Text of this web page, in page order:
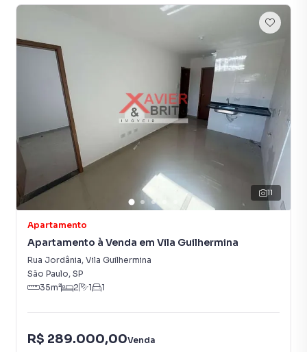
Anuncie seu imóvel! É fácil, rápido e gratuito! A Imobiliária
Xavier e Brito é uma imobiliária digital com imóveis em
diversas cidades do Brasil, incluindo São Paulo.
Na Imobiliária Xavier e Brito você consegue vender ou
alugar seu imóvel muito mais rápido do que em imobiliárias
tradicionais. Já vendemos e locamos diversos imóveis em
São Paulo, especialmente em Vila Guilhermina. Isso
porque temos uma equipe de marketing digital focada em
produzir campanhas específicas para São Paulo, o que
aumenta muito o número de contatos interessados e
tendo como consequência uma maior chance de vender ou
alugar seu imóvel mais rápido. Contamos também com um
central de atendimento preparada para atender
proprietários e inquilinos.
11
Apartamento
Apartamento à Venda em Vila Guilhermina
Rua Jordânia, Vila Guilhermina
São Paulo, SP
35m² 2 1 1
R$ 289.000,00Venda